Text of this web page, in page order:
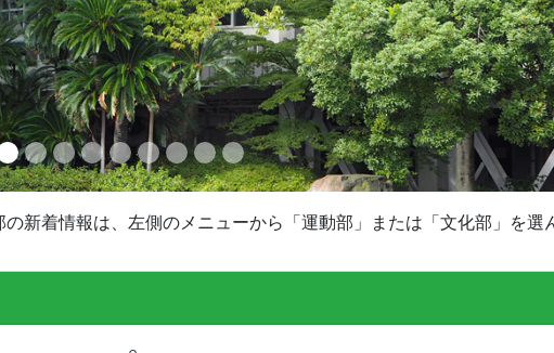
新着情報は、左側のメニューから「運動部」または「文化部」を選